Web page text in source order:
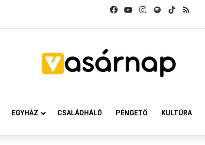
FacebookYouTubeInstagram
SpotifyTikTok
EGYHÁZ CSALÁDHÁLÓ PENGETŐ KULTÚRA